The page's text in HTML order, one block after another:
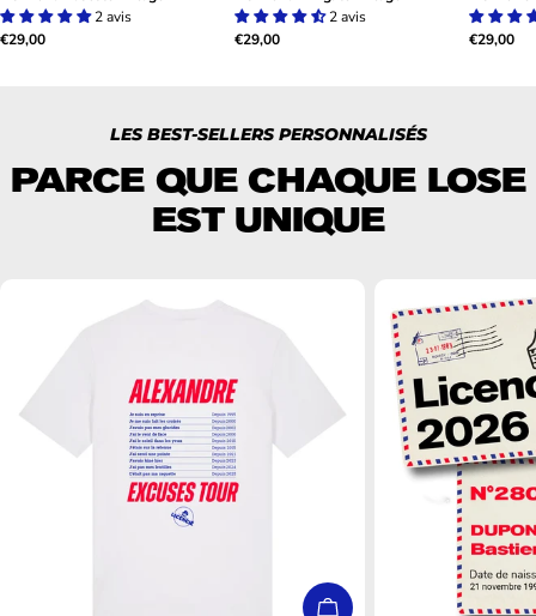
2 avis
Prix
€29,00
2 avis
Prix
€29,00
Prix
€29,00
LES BEST-SELLERS PERSONNALISÉS
PARCE QUE CHAQUE LOSE
EST UNIQUE
CHOISISSEZ LES